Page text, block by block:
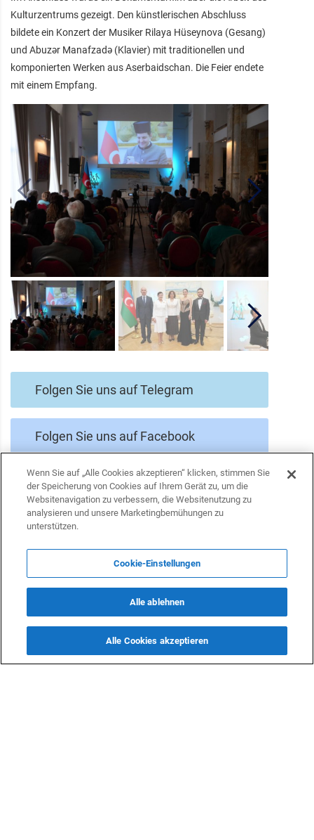
Kulturzentrums gezeigt. Den künstlerischen Abschluss
bildete ein Konzert der Musiker Rilaya Hüseynova (Gesang)
und Abuzər Manafzadə (Klavier) mit traditionellen und
komponierten Werken aus Aserbaidschan. Die Feier endete
mit einem Empfang.
Folgen Sie uns auf Telegram
Folgen Sie uns auf Facebook
Folgen Sie uns auf Twitter
Wenn Sie auf „Alle Cookies akzeptieren“ klicken, stimmen Sie
der Speicherung von Cookies auf Ihrem Gerät zu, um die
Websitenavigation zu verbessern, die Websitenutzung zu
analysieren und unsere Marketingbemühungen zu
unterstützen.
Cookie-Einstellungen
Alle ablehnen
Alle Cookies akzeptieren